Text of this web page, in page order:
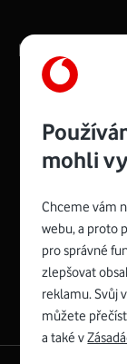
Kontakty
and
mohli
Chceme vám
webu, a proto
pro správné
zlepšovat
reklamu. Svůj
můžete
a také v